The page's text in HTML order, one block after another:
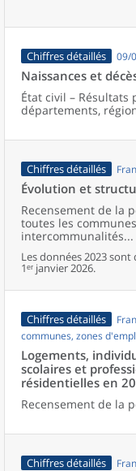
Chiffres détaillés 09/
Naissances et
État civil – Résultats
départements,
Chiffres détaillés
Évolution et
Recensement de la
toutes les
intercommunalités...
Les données 2023
1ᵉʳ janvier 2026.
Chiffres détaillés
communes, zones
Logements,
scolaires et
résidentielles en
Recensement de la
Chiffres détaillés